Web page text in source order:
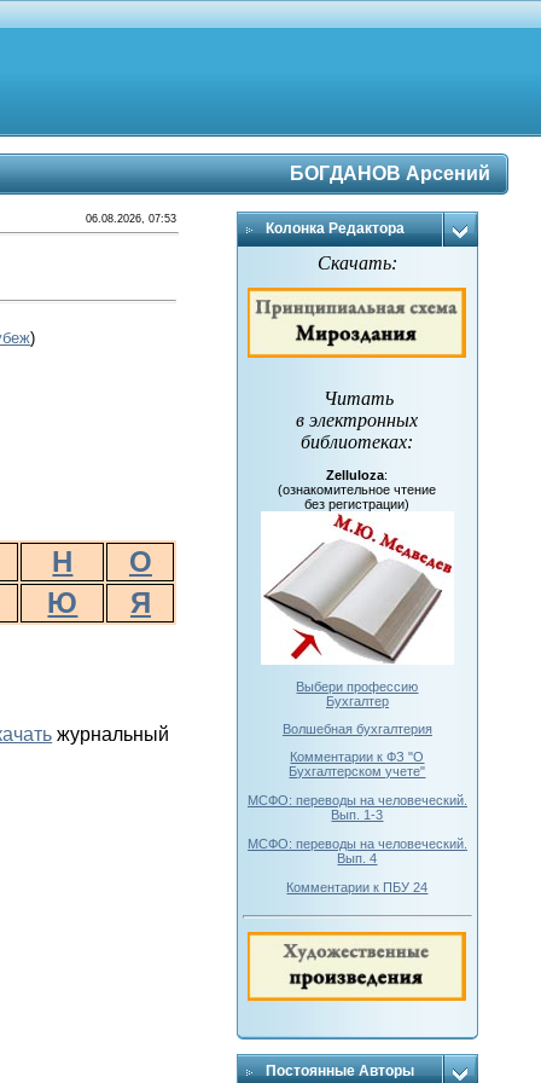
БОГДАНОВ Арсений
06.08.2026, 07:53
)
Н
О
Ю Я
журнальный
Колонка Редактора
Скачать:
Читать
в электронных
библиотеках:
Zelluloza:
(ознакомительное чтение
без регистрации)
Выбери профессию
Бухгалтер
Волшебная бухгалтерия
Комментарии к ФЗ "О
Бухгалтерском учете"
МСФО: переводы на человеческий.
Вып. 1-3
МСФО: переводы на человеческий.
Вып. 4
Комментарии к ПБУ 24
Постоянные Авторы